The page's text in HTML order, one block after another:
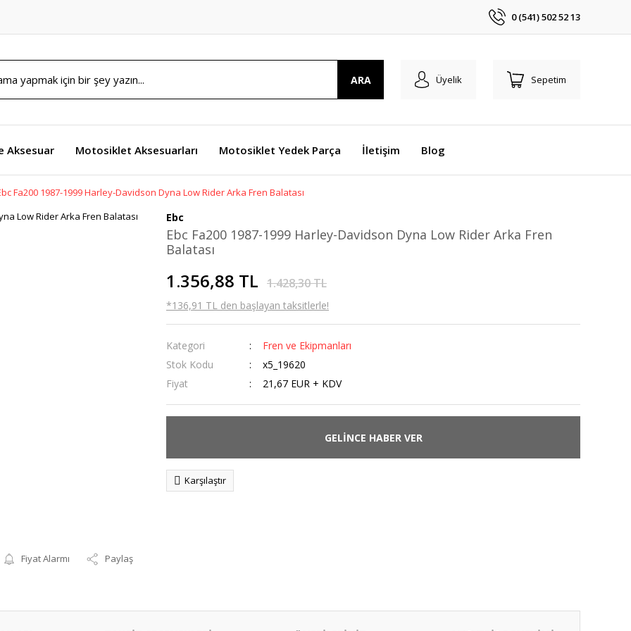
0 (541) 502 52 13
ARA Üyelik Sepetim
Aksesuar Motosiklet Aksesuarları Motosiklet Yedek Parça İletişim Blog
Fa200 1987-1999 Harley-Davidson Dyna Low Rider Arka Fren Balatası
Fiyat Alarmı Paylaş
Ebc
Ebc Fa200 1987-1999 Harley-Davidson Dyna Low Rider Arka Fren
Balatası
1.356,88 TL 1.428,30 TL
*136,91 TL den başlayan taksitlerle!
Kategori
Fren ve Ekipmanları
Stok Kodu
x5_19620
Fiyat
21,67 EUR + KDV
GELİNCE HABER VER
Karşılaştır